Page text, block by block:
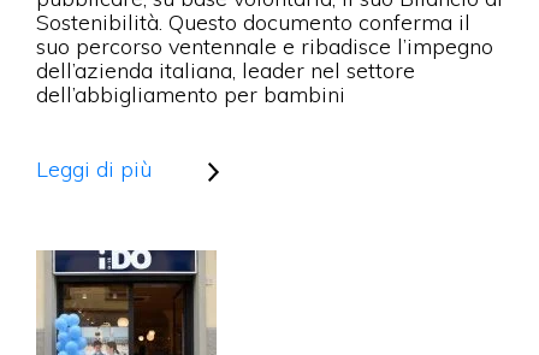
BASE
Sostenibilità. Questo documento conferma il
suo percorso ventennale e ribadisce l’impegno
dell’azienda italiana, leader nel settore
dell’abbigliamento per bambini
Leggi di più